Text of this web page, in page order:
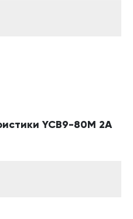
YCB9-80M 2A